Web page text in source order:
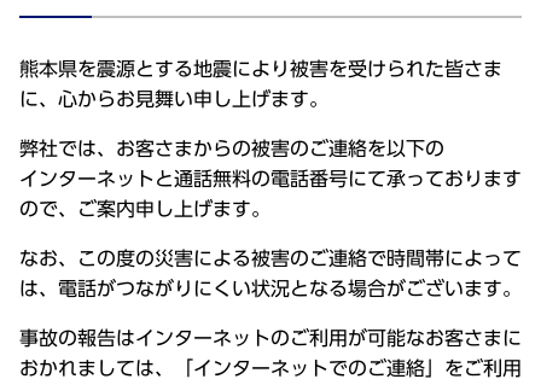
熊本県を震源とする地震により被害を受けられた皆さま
に、心からお見舞い申し上げます。
弊社では、お客さまからの被害のご連絡を 以下の
インターネットと通話無料の電話番号にて承っております
ので、ご案内申 し上げます。
なお、この度の災害による被害のご連絡で時間帯によって
は、 電話がつながりにくい状況となる場合がございます。
事故の報告はインターネットのご利用が可能なお客さまに
おかれましては、「 インターネットでのご連絡 」をご利用